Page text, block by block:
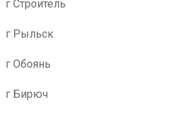
г Строитель
г Рыльск
г Обоянь
г Бирюч